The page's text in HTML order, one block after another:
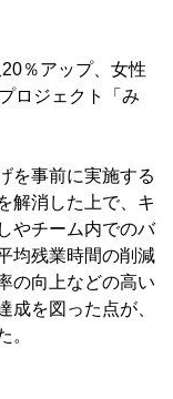
％アップ、女性
ロジェクト「み
を事前に実施する
解消した上で、キ
やチーム内でのバ
均残業時間の削減
の向上などの高い
成を図った点が、
。